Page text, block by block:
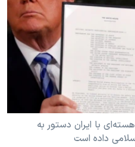
با ایران دستور به
داده است